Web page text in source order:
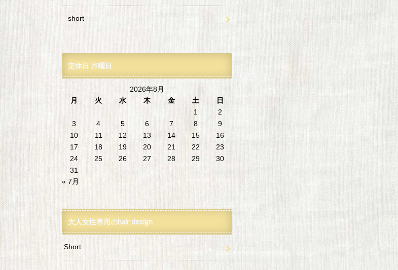
short
定休日 月曜日
2026年8月
月
火 水 木 金 土
日
1
2
3
4 5 6 7 8
9
10
11 12 13 14 15
16
17
18 19 20 21 22
23
24
25 26 27 28 29
30
31
« 7月
大人女性専用のhair design
Short